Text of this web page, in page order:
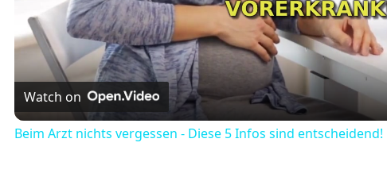
Watch on
Beim Arzt nichts vergessen - Diese 5 Infos sind entscheidend!